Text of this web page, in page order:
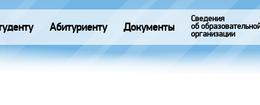
Абитуриенту Документы
Сведения
об
организации